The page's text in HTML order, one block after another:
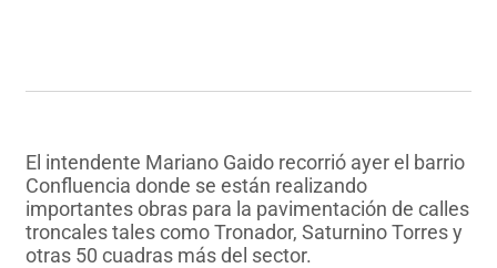
El intendente Mariano Gaido recorrió ayer el barrio
Confluencia donde se están realizando
importantes obras para la pavimentación de calles
troncales tales como Tronador, Saturnino Torres y
otras 50 cuadras más del sector.